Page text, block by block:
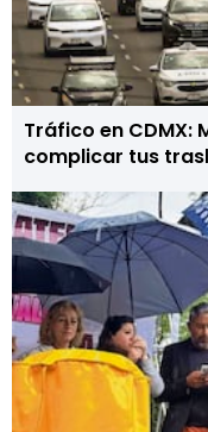
Tráfico en CDMX:
complicar tus